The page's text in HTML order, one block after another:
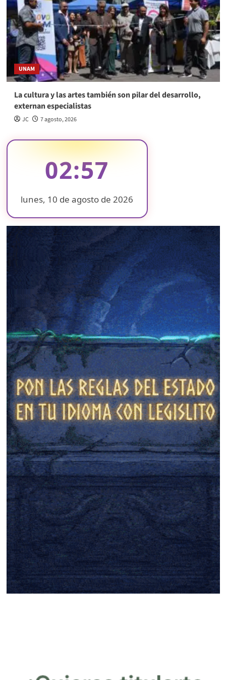
UNAM
La cultura y las artes también son pilar del desarrollo,
externan especialistas
JC 7 agosto, 2026
02:57
lunes, 10 de agosto de 2026
❄
❄
❄
❄
❄
❄